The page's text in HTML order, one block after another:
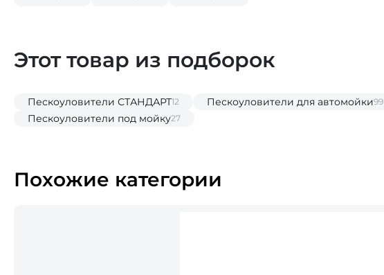
Этот товар из подборок
Пескоуловители СТАНДАРТ12 Пескоуловители для автомойки99
Пескоуловители под мойку27
Похожие категории